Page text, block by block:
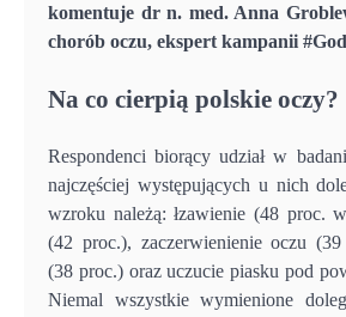
komentuje dr n. med. Anna
chorób oczu, ekspert kampanii
Na co cierpią polskie oczy?
Respondenci biorący udział w
najczęściej występujących u nich
wzroku należą: łzawienie (48 proc.
(42 proc.), zaczerwienienie oczu
(38 proc.) oraz uczucie piasku pod
Niemal wszystkie wymienione